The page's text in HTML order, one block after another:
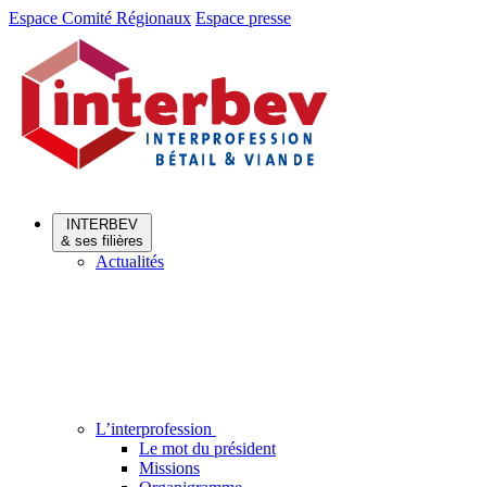
Aller
Aller
contenu
Espace Comité Régionaux Espace presse
INTERBEV
& ses filières
Actualités
L’interprofession
Le mot du président
Missions